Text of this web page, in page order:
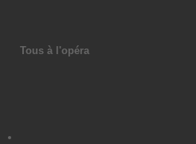
Tous à l'opéra